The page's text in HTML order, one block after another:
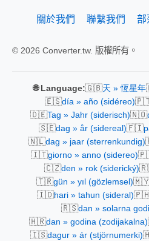
關於我們 聯繫我們 部
© 2026 Converter.tw. 版權所有。
🌐 Language:🇬🇧天 » 恆星年
🇪🇸día » año (sidéreo)
🇩🇪Tag » Jahr (siderisch)🇳🇴
🇸🇪dag » år (sidereal)🇫🇮
🇳🇱dag » jaar (sterrenkundig)
🇮🇹giorno » anno (sidereo)
🇨🇿den » rok (siderický)
🇹🇷gün » yıl (gözlemsel)
🇮🇩hari » tahun (sideral)
🇷🇸dan » solarna
🇭🇷dan » godina (zodijakalna)
🇮🇸dagur » ár (stjörnumerki)